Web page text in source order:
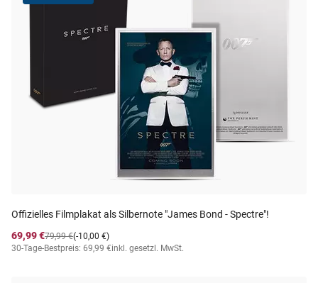
Offizielles Filmplakat als Silbernote "James Bond - Spectre"!
69,99 €
(-10,00 €)
79,99 €
30-Tage-Bestpreis: 69,99 €inkl. gesetzl. MwSt.